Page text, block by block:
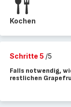
Kochen
Schritte 5 /5
Falls notwendig,
restlichen